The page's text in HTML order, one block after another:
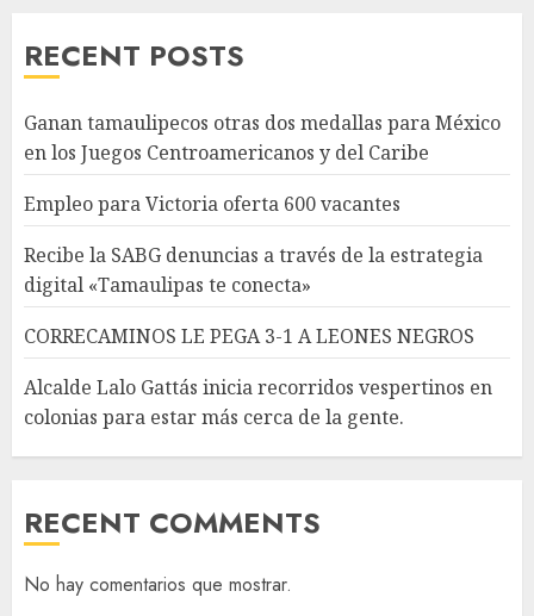
RECENT POSTS
Ganan tamaulipecos otras dos medallas para México
en los Juegos Centroamericanos y del Caribe
Empleo para Victoria oferta 600 vacantes
Recibe la SABG denuncias a través de la estrategia
digital «Tamaulipas te conecta»
CORRECAMINOS LE PEGA 3-1 A LEONES NEGROS
Alcalde Lalo Gattás inicia recorridos vespertinos en
colonias para estar más cerca de la gente.
RECENT COMMENTS
No hay comentarios que mostrar.